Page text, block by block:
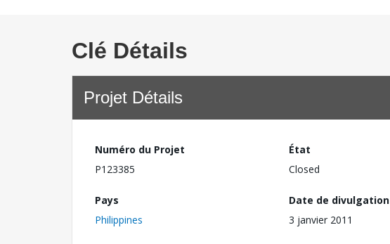
Clé Détails
Projet Détails
Numéro du Projet
P123385
État
Closed
Pays
Philippines
Date de divulgation
3 janvier 2011